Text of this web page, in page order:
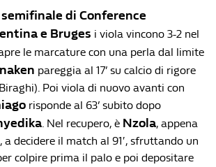
semifinale di Conference
e Bruges i viola vincono 3-2 nel
le marcature con una perla dal limite
pareggia al 17’ su calcio di rigore
Poi viola di nuovo avanti con
risponde al 63’ subito dopo
. Nel recupero, è Nzola, appena
decidere il match al 91′, sfruttando un
colpire prima il palo e poi depositare